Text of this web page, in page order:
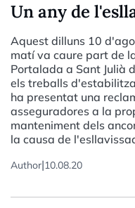
Un any de
Aquest dilluns 10
matí va caure part de
Portalada a Sant Julià
els treballs
ha presentat una
asseguradores a la
manteniment dels
la causa de
Author|10.08.20